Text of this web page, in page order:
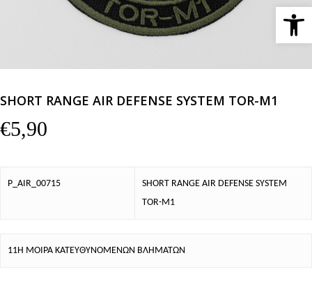
SHORT RANGE AIR DEFENSE SYSTEM TOR-M1
€5,90
P_AIR_00715
SHORT RANGE AIR DEFENSE SYSTEM
TOR-M1
11Η ΜΟΙΡΑ ΚΑΤΕΥΘΥΝΟΜΕΝΩΝ ΒΛΗΜΑΤΩΝ